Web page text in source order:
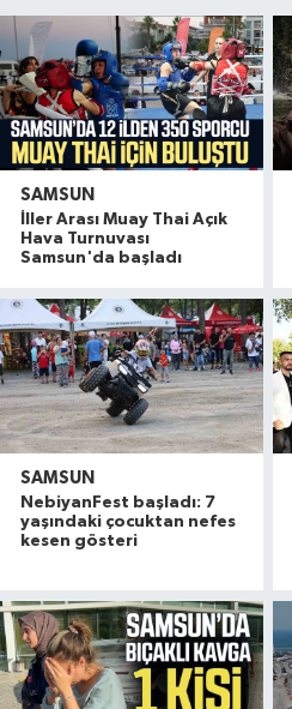
SAMSUN
İller Arası Muay Thai Açık
Hava Turnuvası
Samsun'da başladı
SAMSUN
NebiyanFest başladı: 7
yaşındaki çocuktan nefes
kesen gösteri